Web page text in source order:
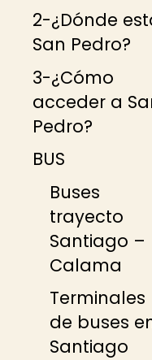
2-¿Dónde
San Pedro?
3-¿Cómo
acceder a
Pedro?
BUS
Buses
trayecto
Santiago –
Calama
Terminales
de buses
Santiago